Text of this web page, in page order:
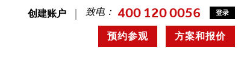
创建账户 致电： 400 120 0056 登录
方案和报价
预约参观